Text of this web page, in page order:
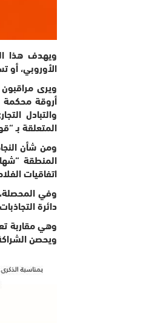
ويهدف هذا
الأوروبي،
​ويرى مراقبون
أروقة محكمة
والتبادل
المتعلقة بـ
ومن شأن
المنطقة
اتفاقيات
​وفي
دائرة
وهي مقاربة
ويحصن